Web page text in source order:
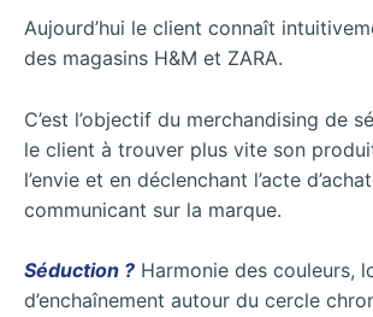
Aujourd’hui le client connaît
des magasins H&M et ZARA.
C’est l’objectif du merchandising de
le client à trouver plus vite son
l’envie et en déclenchant l’acte
communicant sur la marque.
Séduction ? Harmonie des couleurs,
d’enchaînement autour du cercle